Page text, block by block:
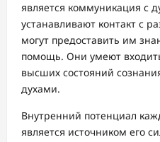
является коммуникация с
устанавливают контакт с
могут предоставить им
помощь. Они умеют
высших состояний
духами.
Внутренний потенциал
является источником его